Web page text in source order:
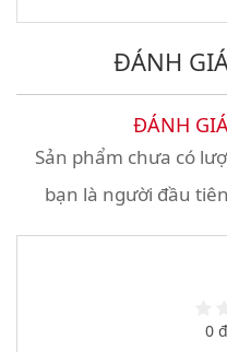
ĐÁNH
ĐÁNH
Sản phẩm chưa có
bạn là người đầu
0